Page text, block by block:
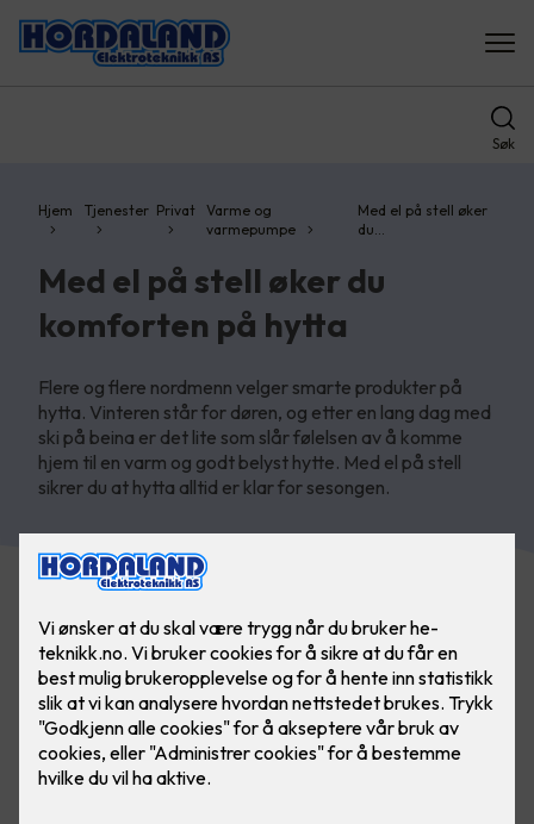
Søk
Hjem Tjenester Privat
Varme og
varmepumpe
Med el på stell øker
du…
Med el på stell øker du
komforten på hytta
Flere og flere nordmenn velger smarte produkter på
hytta. Vinteren står for døren, og etter en lang dag med
ski på beina er det lite som slår følelsen av å komme
hjem til en varm og godt belyst hytte. Med el på stell
sikrer du at hytta alltid er klar for sesongen.